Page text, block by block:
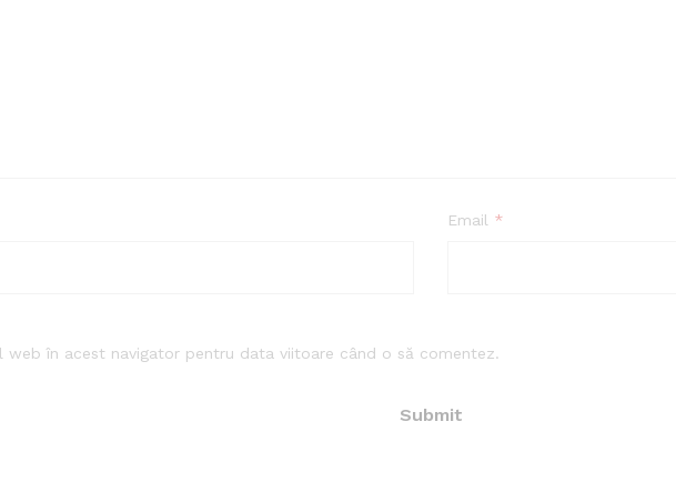
Email *
web în acest navigator pentru data viitoare când o să comentez.